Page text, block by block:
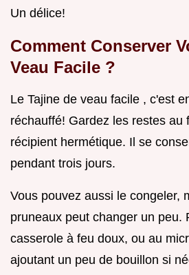
Un délice!
Comment Conserver
Veau Facile ?
Le Tajine de veau facile , c'est
réchauffé! Gardez les restes au
récipient hermétique. Il se
pendant trois jours.
Vous pouvez aussi le congeler,
pruneaux peut changer un peu.
casserole à feu doux, ou au
ajoutant un peu de bouillon si